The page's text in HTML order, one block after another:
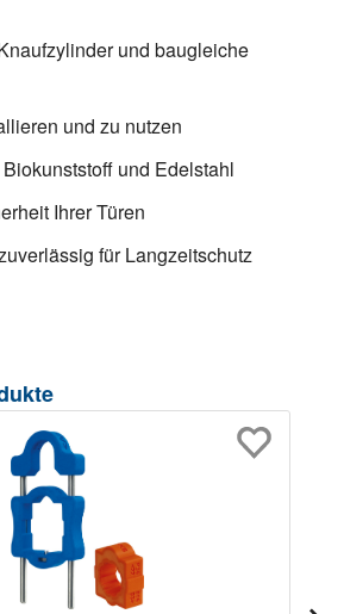
und baugleiche
und zu nutzen
und Edelstahl
Ihrer Türen
für Langzeitschutz